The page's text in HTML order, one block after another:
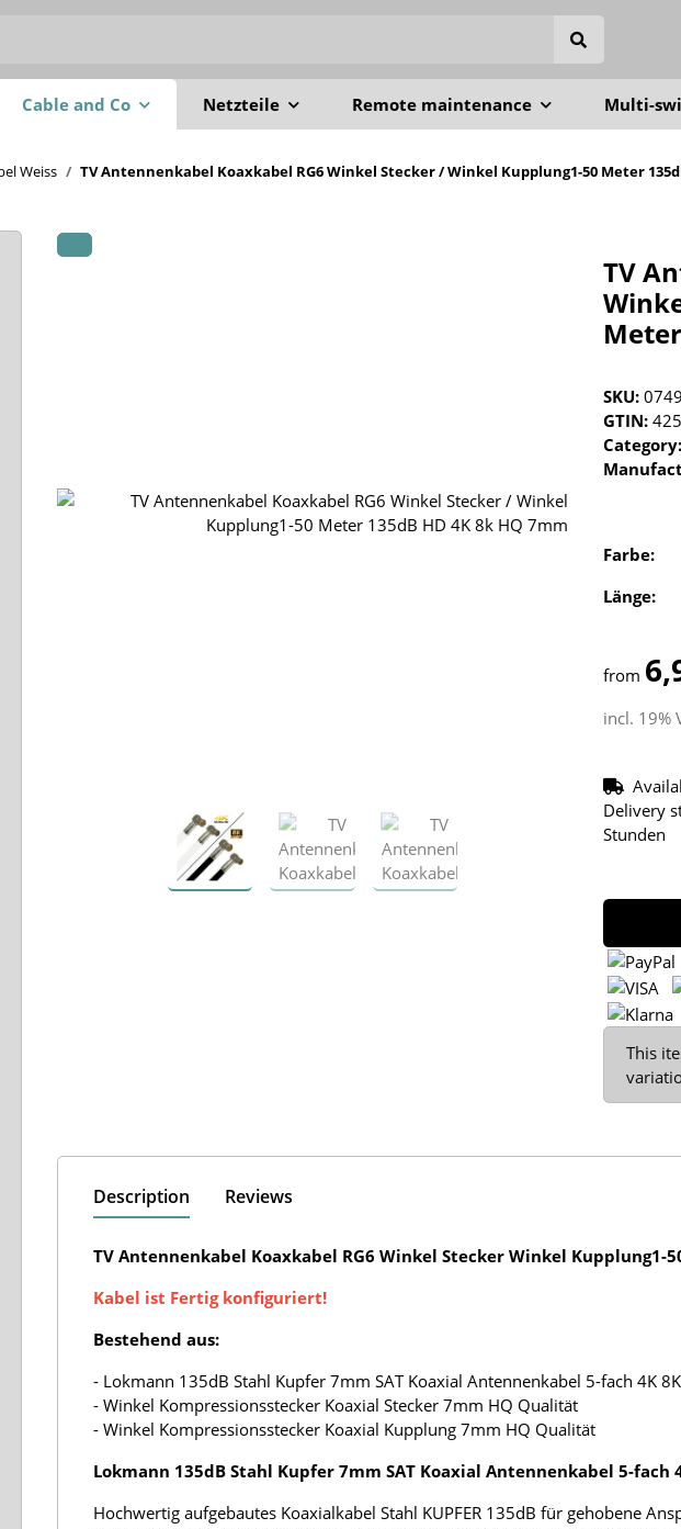
Cable and Co Netzteile Remote maintenance Multi-
Weiss TV Antennenkabel Koaxkabel RG6 Winkel Stecker / Winkel Kupplung1-50 Meter
TV
SKU:
GTIN:
Farbe:
Länge:
from
incl. 19%
Delivery
Stunden
x
This
Description Reviews
TV Antennenkabel Koaxkabel RG6 Winkel Stecker Winkel Kupplung1-
Kabel ist Fertig konfiguriert!
Bestehend aus:
- Lokmann 135dB Stahl Kupfer 7mm SAT Koaxial Antennenkabel 5-fach 4K
- Winkel Kompressionsstecker Koaxial Stecker 7mm HQ Qualität
- Winkel Kompressionsstecker Koaxial Kupplung 7mm HQ Qualität
Lokmann 135dB Stahl Kupfer 7mm SAT Koaxial Antennenkabel 5-fach
Hochwertig aufgebautes Koaxialkabel Stahl KUPFER 135dB für gehobene